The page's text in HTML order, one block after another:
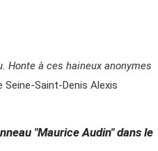
Honte à ces haineux anonymes
Saint-Denis Alexis
"Maurice Audin" dans le